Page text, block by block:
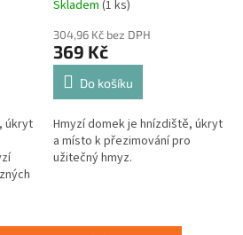
úkryt
Skladem (1 ks)
304,96 Kč bez DPH
369 Kč
Do košíku
Hmyzí domek je hnízdiště, úkryt
a místo k přezimování pro
užitečný hmyz.